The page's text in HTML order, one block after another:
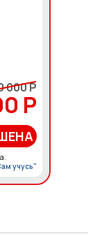
учусь"
Р
000 Р